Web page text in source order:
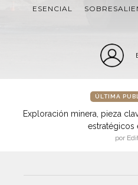
ESENCIAL
ÚLTIMA
Exploración minera, pieza
estratégicos
por